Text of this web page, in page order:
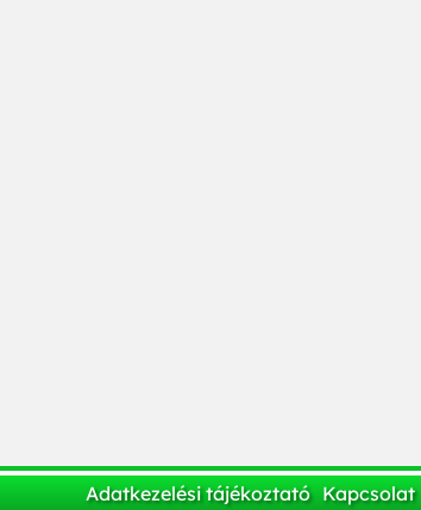
Kapcsolat
Adatkezelési tájékoztató